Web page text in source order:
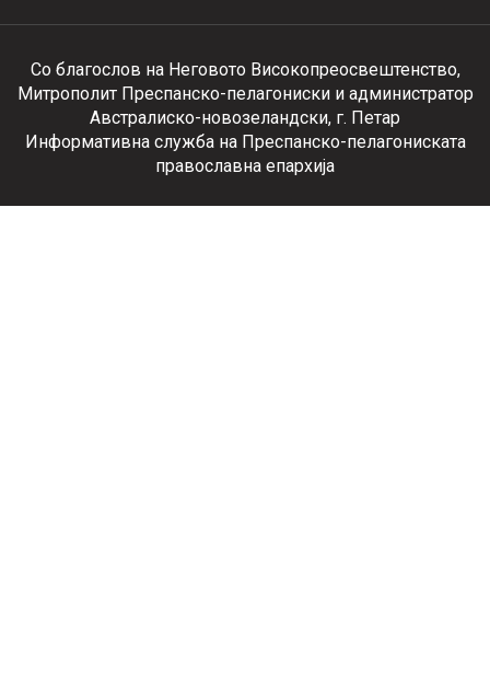
Со благослов на Неговото Високопреосвештенство,
Митрополит Преспанско-пелагониски и администратор
Австралиско-новозеландски, г. Петар
Информативна служба на Преспанско-пелагониската
православна епархија